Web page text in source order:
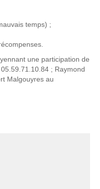
temps) ;
une participation de
; Raymond
Malgouyres au